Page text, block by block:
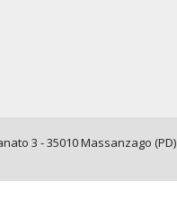
3 - 35010 Massanzago